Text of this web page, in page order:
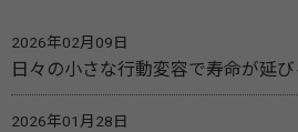
2026年02月09日
日々の小さな行動変容で寿命が延
2026年01月28日